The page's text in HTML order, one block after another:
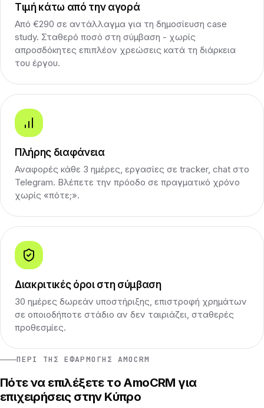
Τιμή κάτω από την αγορά
Από €290 σε αντάλλαγμα για τη δημοσίευση case
study. Σταθερό ποσό στη σύμβαση - χωρίς
απροσδόκητες επιπλέον χρεώσεις κατά τη διάρκεια
του έργου.
Πλήρης διαφάνεια
Αναφορές κάθε 3 ημέρες, εργασίες σε tracker, chat στο
Telegram. Βλέπετε την πρόοδο σε πραγματικό χρόνο
χωρίς «πότε;».
Διακριτικές όροι στη σύμβαση
30 ημέρες δωρεάν υποστήριξης, επιστροφή χρημάτων
σε οποιοδήποτε στάδιο αν δεν ταιριάζει, σταθερές
προθεσμίες.
ΠΕΡΊ ΤΗΣ ΕΦΑΡΜΟΓΉΣ AMOCRM
Πότε να επιλέξετε το AmoCRM για
επιχειρήσεις στην Κύπρο